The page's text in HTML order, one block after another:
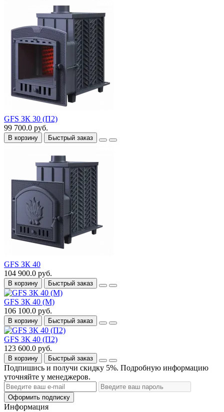
GFS ЗК 30 (П2)
99 700.0 руб.
В корзину Быстрый заказ
GFS ЗК 40
104 900.0 руб.
В корзину Быстрый заказ
GFS ЗК 40 (М)
106 100.0 руб.
В корзину Быстрый заказ
GFS ЗК 40 (П2)
123 600.0 руб.
В корзину Быстрый заказ
Подпишись и получи скидку 5%. Подробную информацию
уточняйте у менеджеров.
Оформить подписку
Информация